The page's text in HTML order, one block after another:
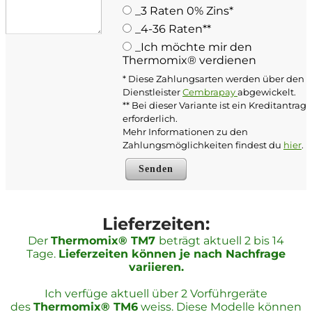
_3 Raten 0% Zins*
_4-36 Raten**
_Ich möchte mir den
Thermomix® verdienen
* Diese Zahlungsarten werden über den
DienstleisterCembrapayabgewickelt.
** Bei dieser Variante ist ein Kreditantrag
erforderlich.
Mehr Informationen zu den
Zahlungsmöglichkeiten findest du hier.
Senden
Lieferzeiten:
Der Thermomix® TM7 beträgt aktuell 2 bis 14
Tage. Lieferzeiten können je nach Nachfrage
variieren.
Ich verfüge aktuell über 2 Vorführgeräte
des Thermomix® TM6 weiss. Diese Modelle können